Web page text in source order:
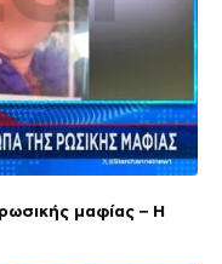
μαφίας – Η